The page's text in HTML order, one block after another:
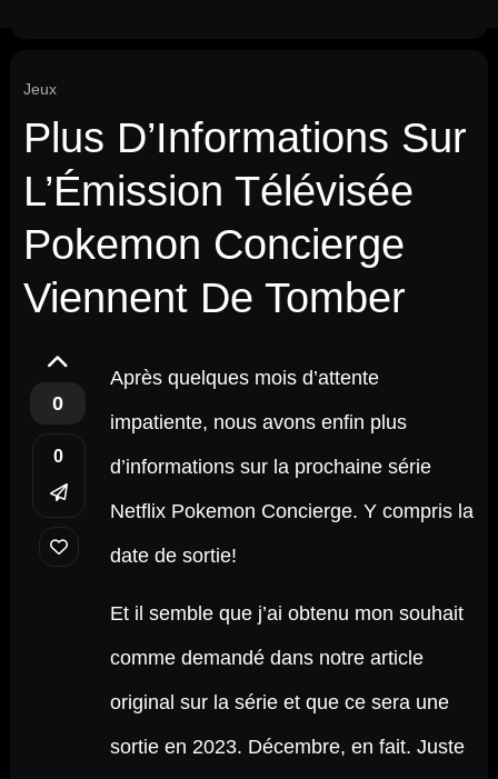
Jeux
Plus D’Informations Sur
L’Émission Télévisée
Pokemon Concierge
Viennent De Tomber
0
0
Après quelques mois d’attente
impatiente, nous avons enfin plus
d’informations sur la prochaine série
Netflix Pokemon Concierge. Y compris la
date de sortie!
Et il semble que j’ai obtenu mon souhait
comme demandé dans notre article
original sur la série et que ce sera une
sortie en 2023. Décembre, en fait. Juste